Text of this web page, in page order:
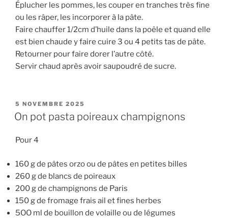
Éplucher les pommes, les couper en tranches très fine
ou les râper, les incorporer à la pâte.
Faire chauffer 1/2cm d’huile dans la poêle et quand elle
est bien chaude y faire cuire 3 ou 4 petits tas de pâte.
Retourner pour faire dorer l’autre côté.
Servir chaud après avoir saupoudré de sucre.
PUBLIÉ
LE
5 NOVEMBRE 2025
On pot pasta poireaux champignons
Pour 4
160 g de pâtes orzo ou de pâtes en petites billes
260 g de blancs de poireaux
200 g de champignons de Paris
150 g de fromage frais ail et fines herbes
5OO ml de bouillon de volaille ou de légumes